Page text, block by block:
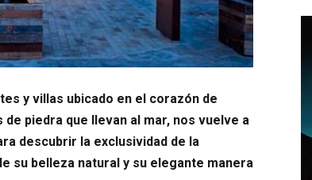
y villas ubicado en el corazón de
piedra que llevan al mar, nos vuelve a
descubrir la exclusividad de la
su belleza natural y su elegante manera